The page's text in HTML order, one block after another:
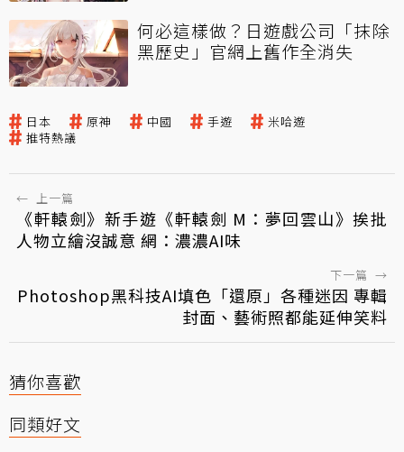
何必這樣做？日遊戲公司「抹除
黑歷史」官網上舊作全消失
日本 原神 中國 手遊
米哈遊
推特熱議
← 上一篇
《軒轅劍》新手遊《軒轅劍 M：夢回雲山》挨批
人物立繪沒誠意 網：濃濃AI味
下一篇 →
Photoshop黑科技AI填色「還原」各種迷因 專輯
封面、藝術照都能延伸笑料
猜你喜歡
同類好文